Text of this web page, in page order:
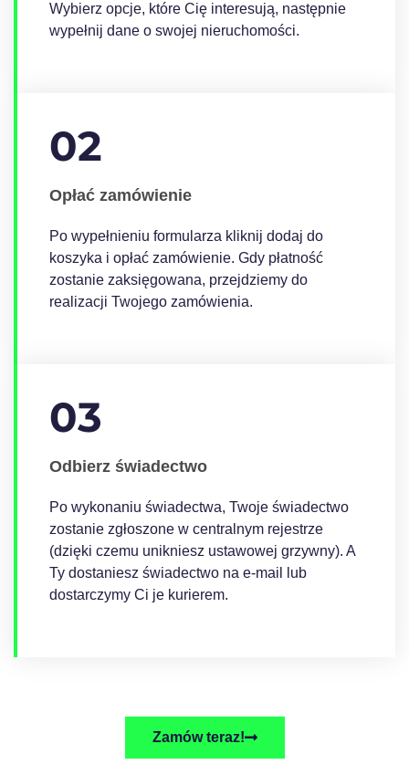
Wybierz opcje, które Cię interesują, następnie
wypełnij dane o swojej nieruchomości.
02
Opłać zamówienie
Po wypełnieniu formularza kliknij dodaj do
koszyka i opłać zamówienie. Gdy płatność
zostanie zaksięgowana, przejdziemy do
realizacji Twojego zamówienia.
03
Odbierz świadectwo
Po wykonaniu świadectwa, Twoje świadectwo
zostanie zgłoszone w centralnym rejestrze
(dzięki czemu unikniesz ustawowej grzywny). A
Ty dostaniesz świadectwo na e-mail lub
dostarczymy Ci je kurierem.
Zamów teraz!